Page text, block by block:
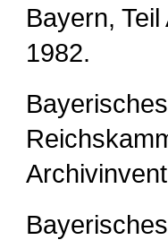
Bayern,
1982.